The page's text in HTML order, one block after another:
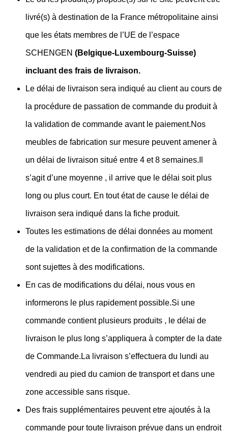
livré(s) à destination de la France métropolitaine ainsi
que les états membres de l’UE de l’espace
SCHENGEN (Belgique-Luxembourg-Suisse)
incluant des frais de livraison.
Le délai de livraison sera indiqué au client au cours de
la procédure de passation de commande du produit à
la validation de commande avant le paiement.Nos
meubles de fabrication sur mesure peuvent amener à
un délai de livraison situé entre 4 et 8 semaines.Il
s’agit d’une moyenne , il arrive que le délai soit plus
long ou plus court. En tout état de cause le délai de
livraison sera indiqué dans la fiche produit.
Toutes les estimations de délai données au moment
de la validation et de la confirmation de la commande
sont sujettes à des modifications.
En cas de modifications du délai, nous vous en
informerons le plus rapidement possible.Si une
commande contient plusieurs produits , le délai de
livraison le plus long s’appliquera à compter de la date
de Commande.La livraison s’effectuera du lundi au
vendredi au pied du camion de transport et dans une
zone accessible sans risque.
Des frais supplémentaires peuvent etre ajoutés à la
commande pour toute livraison prévue dans un endroit